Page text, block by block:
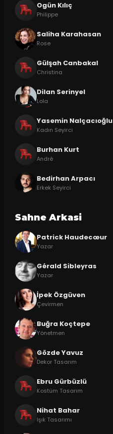
Ogün Kılıç
Philippe
Saliha Karahasan
Rose
Gülşah Canbakal
Christina
Dilan Serinyel
Lola
Yasemin Nalçacıoğlu
Kadın Seyirci
Burhan Kurt
André
Bedirhan Arpacı
Erkek Seyirci
Sahne Arkasi
Patrick Haudecœur
Yazar
Gérald Sibleyras
Yazar
İpek Özgüven
Çevirmen
Buğra Koçtepe
Yönetmen
Gözde Yavuz
Dekor Tasarım
Ebru Gürbüzlü
Kostüm Tasarım
Nihat Bahar
Işık Tasarımı